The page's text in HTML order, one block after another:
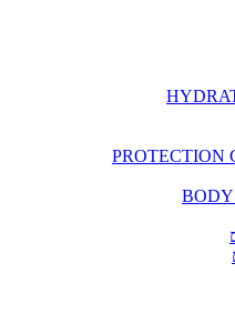
PROTECTION
BODY